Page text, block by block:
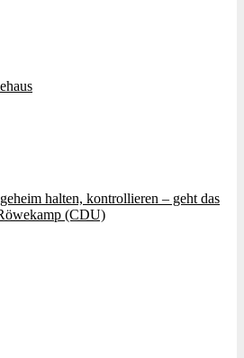
halten, kontrollieren – geht das
(CDU)